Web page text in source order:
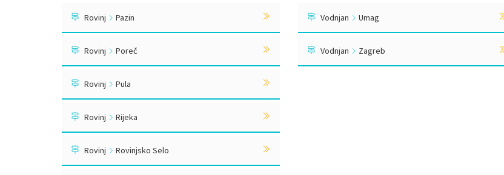
Rovinj Pazin
Rovinj Poreč
Rovinj Pula
Rovinj Rijeka
Rovinj Rovinjsko Selo
Vodnjan Umag
Vodnjan Zagreb